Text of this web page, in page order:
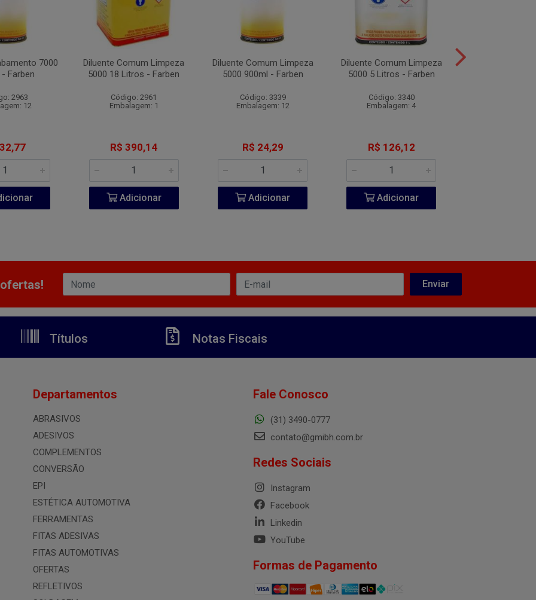
7000
Farben
2963
12
Diluente Comum Limpeza
5000 18 Litros - Farben
Código: 2961
Embalagem: 1
R$ 390,14
Adicionar
Diluente Comum Limpeza
5000 900ml - Farben
Código: 3339
Embalagem: 12
R$ 24,29
Adicionar
Diluente Comum Limpeza
5000 5 Litros - Farben
Código: 3340
Embalagem: 4
R$ 126,12
Adicionar
Títulos Notas Fiscais
Departamentos
ABRASIVOS
ADESIVOS
COMPLEMENTOS
CONVERSÃO
EPI
ESTÉTICA AUTOMOTIVA
FERRAMENTAS
FITAS ADESIVAS
FITAS AUTOMOTIVAS
OFERTAS
REFLETIVOS
Fale Conosco
(31) 3490-0777
contato@gmibh.com.br
Redes Sociais
Instagram
Facebook
Linkedin
YouTube
Formas de Pagamento